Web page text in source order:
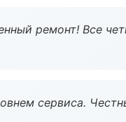
ремонт! Все
сервиса.